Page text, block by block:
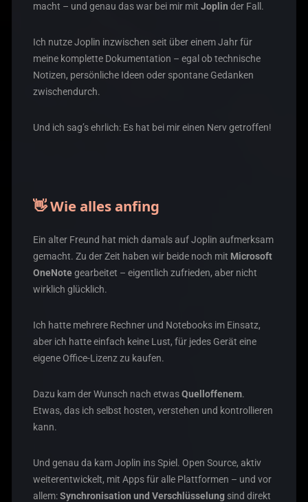
macht – und genau das war bei mir mit Joplin der Fall.
Ich nutze Joplin inzwischen seit über einem Jahr für
meine komplette Dokumentation – egal ob technische
Notizen, persönliche Ideen oder spontane Gedanken
zwischendurch.
Und ich sag’s ehrlich: Es hat bei mir einen Nerv getroffen!
👋 Wie alles anfing
Ein alter Freund hat mich damals auf Joplin aufmerksam
gemacht. Zu der Zeit haben wir beide noch mit Microsoft
OneNotegearbeitet – eigentlich zufrieden, aber nicht
wirklich glücklich.
Ich hatte mehrere Rechner und Notebooks im Einsatz,
aber ich hatte einfach keine Lust, für jedes Gerät eine
eigene Office-Lizenz zu kaufen.
Dazu kam der Wunsch nach etwasQuelloffenem.
Etwas, das ich selbst hosten, verstehen und kontrollieren
kann.
Und genau da kam Joplin ins Spiel. Open Source, aktiv
weiterentwickelt, mit Apps für alle Plattformen – und vor
allem:Synchronisation und Verschlüsselung sind direkt